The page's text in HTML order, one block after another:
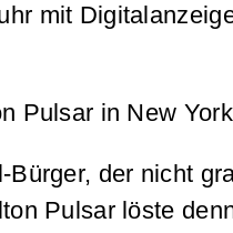
mit
Pulsar in New York
der nicht
Pulsar löste